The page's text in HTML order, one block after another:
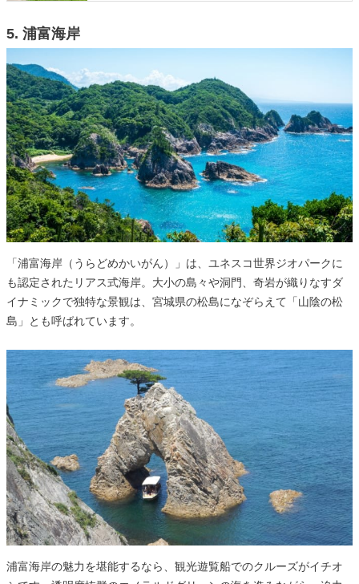
5. 浦富海岸
「浦富海岸（うらどめかいがん）」は、ユネスコ世界ジオパークに
も認定されたリアス式海岸。大小の島々や洞門、奇岩が織りなすダ
イナミックで独特な景観は、宮城県の松島になぞらえて「山陰の松
島」とも呼ばれています。
浦富海岸の魅力を堪能するなら、観光遊覧船でのクルーズがイチオ